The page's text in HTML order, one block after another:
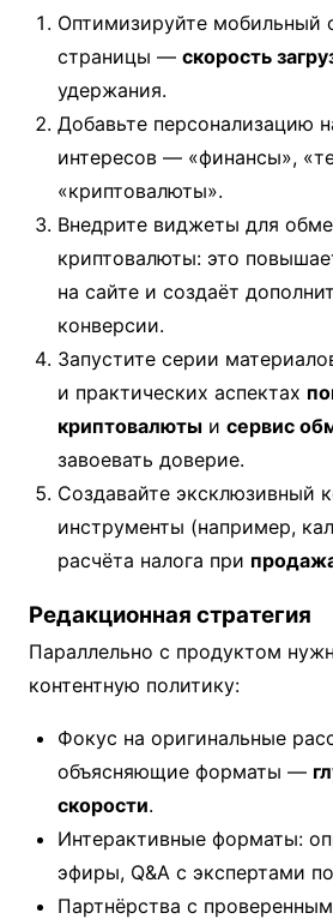
Оптимизируйте мобильный
страницы — скорость
удержания.
Добавьте персонализацию
интересов — «финансы»,
«криптовалюты».
Внедрите виджеты для
криптовалюты: это
на сайте и создаёт
конверсии.
Запустите серии
и практических аспектах
криптовалюты и сервис
завоевать доверие.
Создавайте эксклюзивный
инструменты (например,
расчёта налога при
Редакционная стратегия
Параллельно с продуктом
контентную политику:
Фокус на оригинальные
объясняющие форматы —
скорости.
Интерактивные форматы:
эфиры, Q&A с экспертами
Партнёрства с